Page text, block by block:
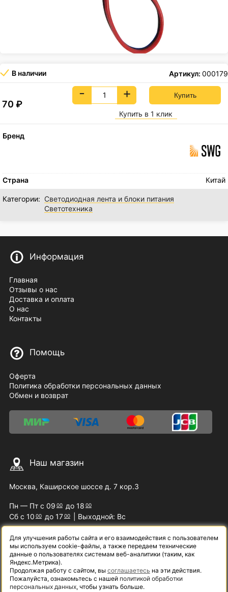
В наличии Артикул: 000179
70₽
- +
Купить в 1 клик
Бренд
Страна Китай
Категории: Светодиодная лента и блоки питания
Светотехника
Информация
Главная
Отзывы о нас
Доставка и оплата
О нас
Контакты
Помощь
Оферта
Политика обработки персональных данных
Обмен и возврат
Наш магазин
Москва, Каширское шоссе д. 7 кор.3
Пн — Пт с 09 00 до 18 00
Сб с 10 00 до 1700 | Выходной: Вс
Наши контакты
8 (800) 200-09-07
info@samelectro.ru
Для улучшения работы сайта и его взаимодействия с пользователем
мы используем cookie-файлы, а также передаем технические
данные о пользователях системам веб-аналитики (таким, как
Яндекс.Метрика).
Продолжая работу с сайтом, вы соглашаетесь на эти действия.
Пожалуйста, ознакомьтесь с нашей политикой обработки
персональных данных, чтобы узнать больше.